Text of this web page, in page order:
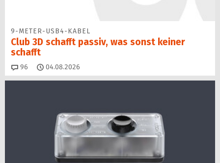
9-METER-USB4-KABEL
Club 3D schafft passiv, was sonst keiner
schafft
96 Kommentare
04.08.2026